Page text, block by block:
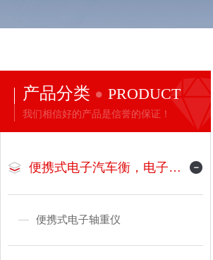
产品分类 PRODUCT
我们相信好的产品是信誉的保证！
便携式电子汽车衡，电子地磅
便携式电子轴重仪